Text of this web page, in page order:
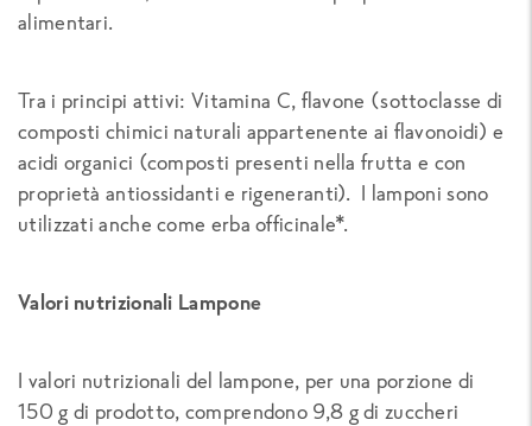
alimentari.
Tra i principi attivi: Vitamina C, flavone (sottoclasse di
composti chimici naturali appartenente ai flavonoidi) e
acidi organici (composti presenti nella frutta e con
proprietà antiossidanti e rigeneranti). I lamponi sono
utilizzati anche come erba officinale*.
Valori nutrizionali Lampone
I valori nutrizionali del lampone, per una porzione di
150 g di prodotto, comprendono 9,8 g di zuccheri